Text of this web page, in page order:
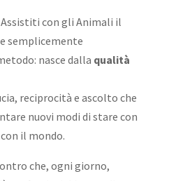
con gli Animali il
semplicemente
nasce dalla qualità
reciprocità e ascolto che
nuovi modi di stare con
il mondo.
che, ogni giorno,